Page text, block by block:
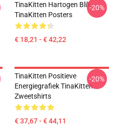
TinaKitten Hartogen Blik
TinaKitten Posters
€ 18,21 - € 42,22
-20%
TinaKitten Positieve
Energiegrafiek TinaKitten
Zweetshirts
€ 37,67 - € 44,11
-20%